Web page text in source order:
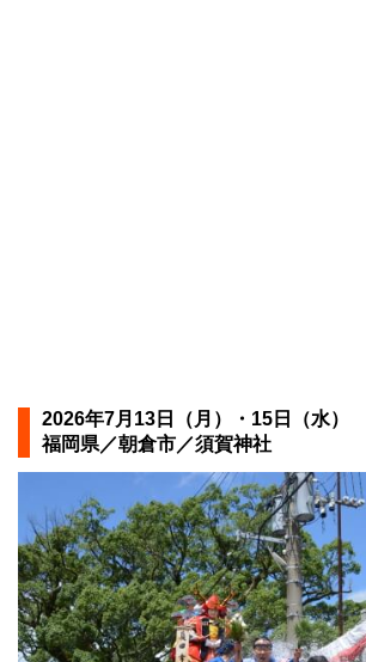
2026年7月13日（月）・15日（水）
福岡県／朝倉市／須賀神社